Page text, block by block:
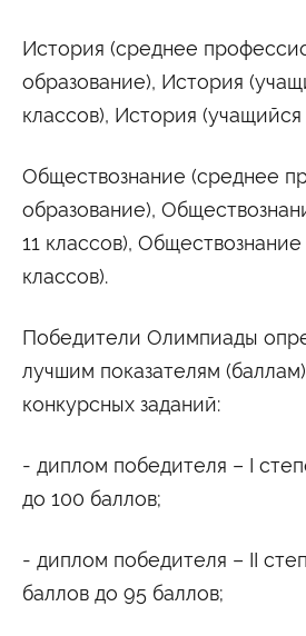
История (среднее
образование), История
классов), История (учащийся
Обществознание (среднее
образование),
11 классов),
классов).
Победители Олимпиады
лучшим показателям
конкурсных заданий:
- диплом победителя – I
до 100 баллов;
- диплом победителя – II
баллов до 95 баллов;